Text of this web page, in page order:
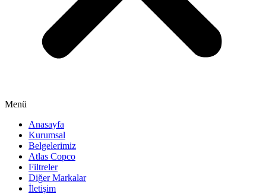
Menü
Anasayfa
Kurumsal
Belgelerimiz
Atlas Copco
Filtreler
Diğer Markalar
İletişim